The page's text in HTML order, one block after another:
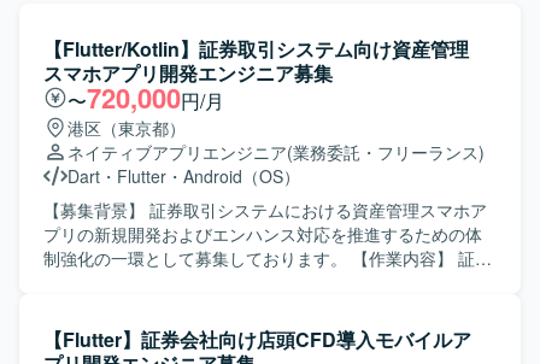
【Flutter/Kotlin】証券取引システム向け資産管理
スマホアプリ開発エンジニア募集
〜720,000円/月
港区（東京都）
ネイティブアプリエンジニア(業務委託・フリーランス)
Dart ・ Flutter ・ Android（OS）
【募集背景】 証券取引システムにおける資産管理スマホア
プリの新規開発およびエンハンス対応を推進するための体
制強化の一環として募集しております。 【作業内容】 証券
イルアプリ開発を中心に、Kotlin を用いたBFF周辺の開発に
も関わっていただく想定です。生成AIを活用した開発プロ
【Flutter】証券会社向け店頭CFD導入モバイルア